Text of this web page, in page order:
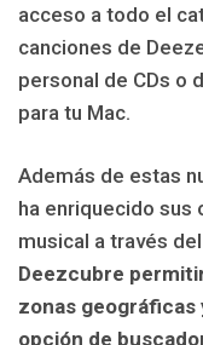
acceso a todo el
canciones de
personal de CDs o
para tu Mac.
Además de estas
ha enriquecido
musical a través
Deezcubre
zonas geográficas
opción de